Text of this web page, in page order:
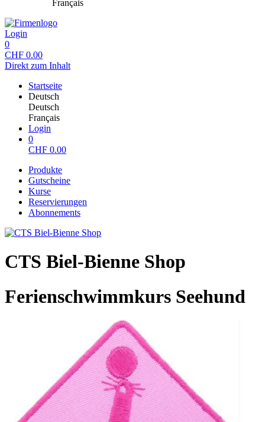
Français
Login
0
CHF 0.00
Direkt zum Inhalt
Startseite
Deutsch
Deutsch
Français
Login
0
CHF 0.00
Produkte
Gutscheine
Kurse
Reservierungen
Abonnements
CTS Biel-Bienne Shop
Ferienschwimmkurs Seehund